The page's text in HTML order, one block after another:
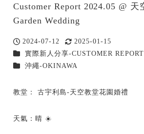
Customer Report 2024.05 @ 天
Garden Wedding
投稿日
2024-07-12
更新日
2025-01-15
カテゴリー
實際新人分享-CUSTOMER REPORT
カテゴリー
沖繩-OKINAWA
教堂： 古宇利島-天空教堂花園婚禮
天氣：晴 ☀️